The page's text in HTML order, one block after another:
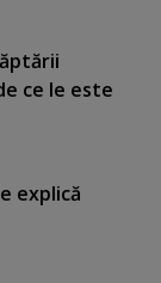
ce le este
explică